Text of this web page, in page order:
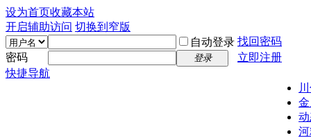
设为首页收藏本站
开启辅助访问 切换到窄版
自动登录 找回密码
密码
登录
立即注册
快捷导航